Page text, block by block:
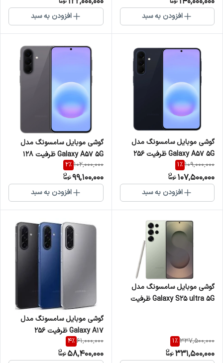
افزودن به سبد افزودن به سبد
گوشی موبایل سامسونگ مدل
Galaxy A57 5G ظرفیت 256
گیگابایت و رم 8
109,000,000
1%
107,500,000
افزودن به سبد
گوشی موبایل سامسونگ مدل
Galaxy A57 5G ظرفیت 128
گیگابایت و رم 8
102,000,000
2%
99,100,000
افزودن به سبد
گوشی موبایل سامسونگ مدل
Galaxy S25 ultra 5G ظرفیت
337,500,000
1%
331,500,000
گوشی موبایل سامسونگ مدل
Galaxy A17 ظرفیت 256
گیگابایت و رم 8
61,000,000
4%
58,400,000